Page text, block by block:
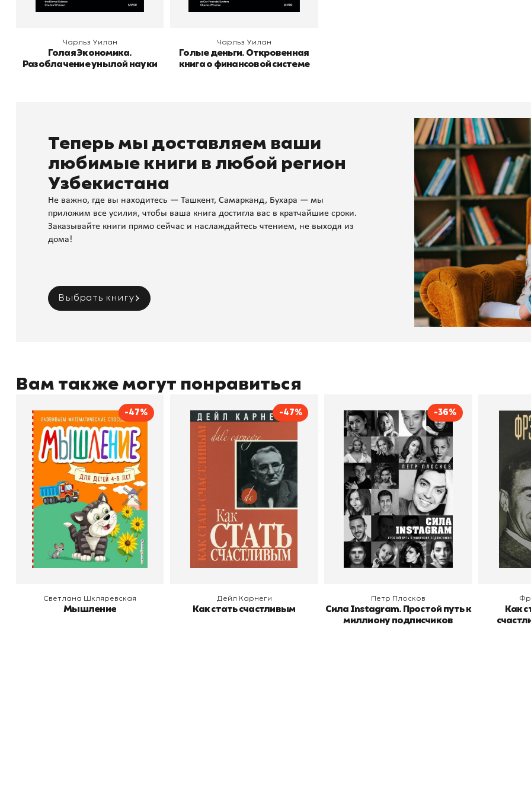
Чарльз Уилан
Голая Экономика.
Разоблачение унылой науки
Чарльз Уилан
Голые деньги. Откровенная
книга о финансовой системе
Теперь мы доставляем ваши
любимые книги в любой регион
Узбекистана
Не важно, где вы находитесь — Ташкент, Самарканд, Бухара — мы
приложим все усилия, чтобы ваша книга достигла вас в кратчайшие сроки.
Заказывайте книги прямо сейчас и наслаждайтесь чтением, не выходя из
дома!
Выбрать книгу
Вам также могут понравиться
-47%
Мышление
Автор
Светлана Шкляревская
Издательство
Эксмодетство
В корзину
Светлана Шкляревская
Мышление
-47%
Как стать счастливым
Автор
Дейл Карнеги
Издательство
Попурри, Минск
В корзину
Дейл Карнеги
Как стать счастливым
-36%
Сила Instagram. Простой
путь к миллиону
подписчиков
Автор
Петр Плосков
Издательство
Бомбора
В корзину
Петр Плосков
Сила Instagram. Простой путь к
миллиону подписчиков
Как
В
Как